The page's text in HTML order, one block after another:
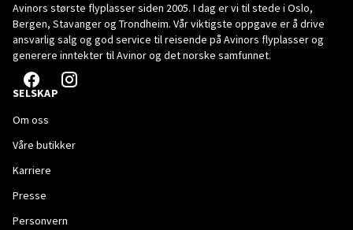
Avinors største flyplasser siden 2005. I dag er vi til stede i Oslo,
Bergen, Stavanger og Trondheim. Vår viktigste oppgave er å drive
ansvarlig salg og god service til reisende på Avinors flyplasser og
generere inntekter til Avinor og det norske samfunnet.
SELSKAP
Om oss
Våre butikker
Karriere
Presse
Personvern